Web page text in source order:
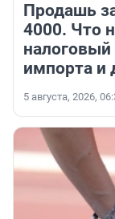
Продашь
4000. Что
налоговый
импорта и
5 августа, 2026,